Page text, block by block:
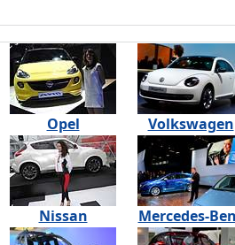
Opel Volkswagen
Nissan Mercedes-